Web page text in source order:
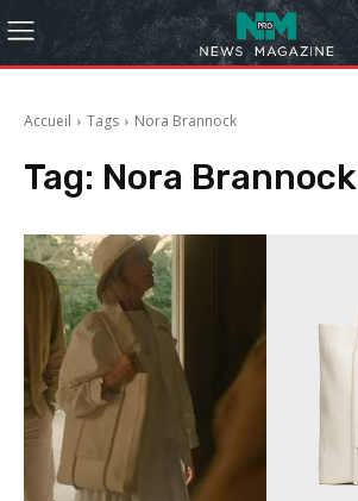
Accueil Tags Nora Brannock
Tag: Nora Brannock